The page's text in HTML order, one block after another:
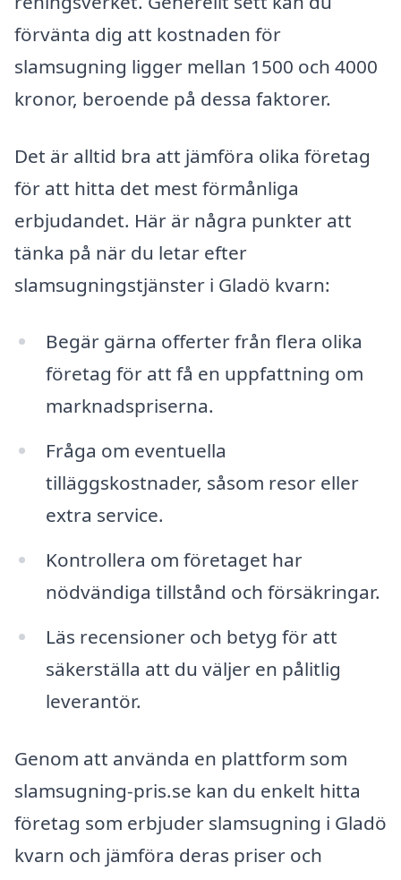
förvänta dig att kostnaden för
slamsugning ligger mellan 1500 och 4000
kronor, beroende på dessa faktorer.
Det är alltid bra att jämföra olika företag
för att hitta det mest förmånliga
erbjudandet. Här är några punkter att
tänka på när du letar efter
slamsugningstjänster i Gladö kvarn:
Begär gärna offerter från flera olika
företag för att få en uppfattning om
marknadspriserna.
Fråga om eventuella
tilläggskostnader, såsom resor eller
extra service.
Kontrollera om företaget har
nödvändiga tillstånd och försäkringar.
Läs recensioner och betyg för att
säkerställa att du väljer en pålitlig
leverantör.
Genom att använda en plattform som
slamsugning-pris.se kan du enkelt hitta
företag som erbjuder slamsugning i Gladö
kvarn och jämföra deras priser och